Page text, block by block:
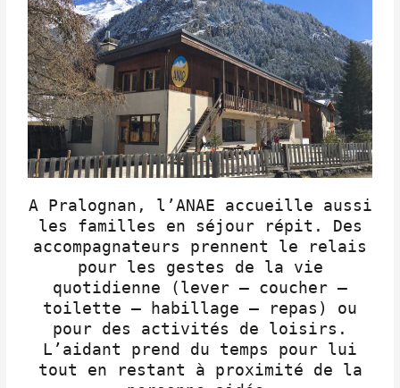
A Pralognan, l’ANAE accueille aussi
les familles en séjour répit. Des
accompagnateurs prennent le relais
pour les gestes de la vie
quotidienne (lever – coucher –
toilette – habillage – repas) ou
pour des activités de loisirs.
L’aidant prend du temps pour lui
tout en restant à proximité de la